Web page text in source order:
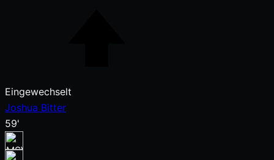
Eingewechselt
Joshua Bitter
59'